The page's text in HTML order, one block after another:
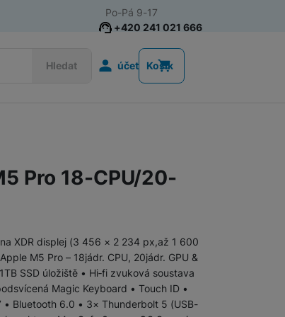
Hledat
MacBook Air M4 (2025)
Tecno Megabook
+420 241 021 666
Po-Pá 9-17
Uživatelská
účet Košík
Pro 18-CPU/20-
XDR displej (3 456 × 2 234 px,až 1 600
M5 Pro – 18jádr. CPU, 20jádr. GPU &
SSD úložiště • Hi‑fi zvuková soustava
Magic Keyboard • Touch ID •
• Bluetooth 6.0 • 3× Thunderbolt 5 (USB-